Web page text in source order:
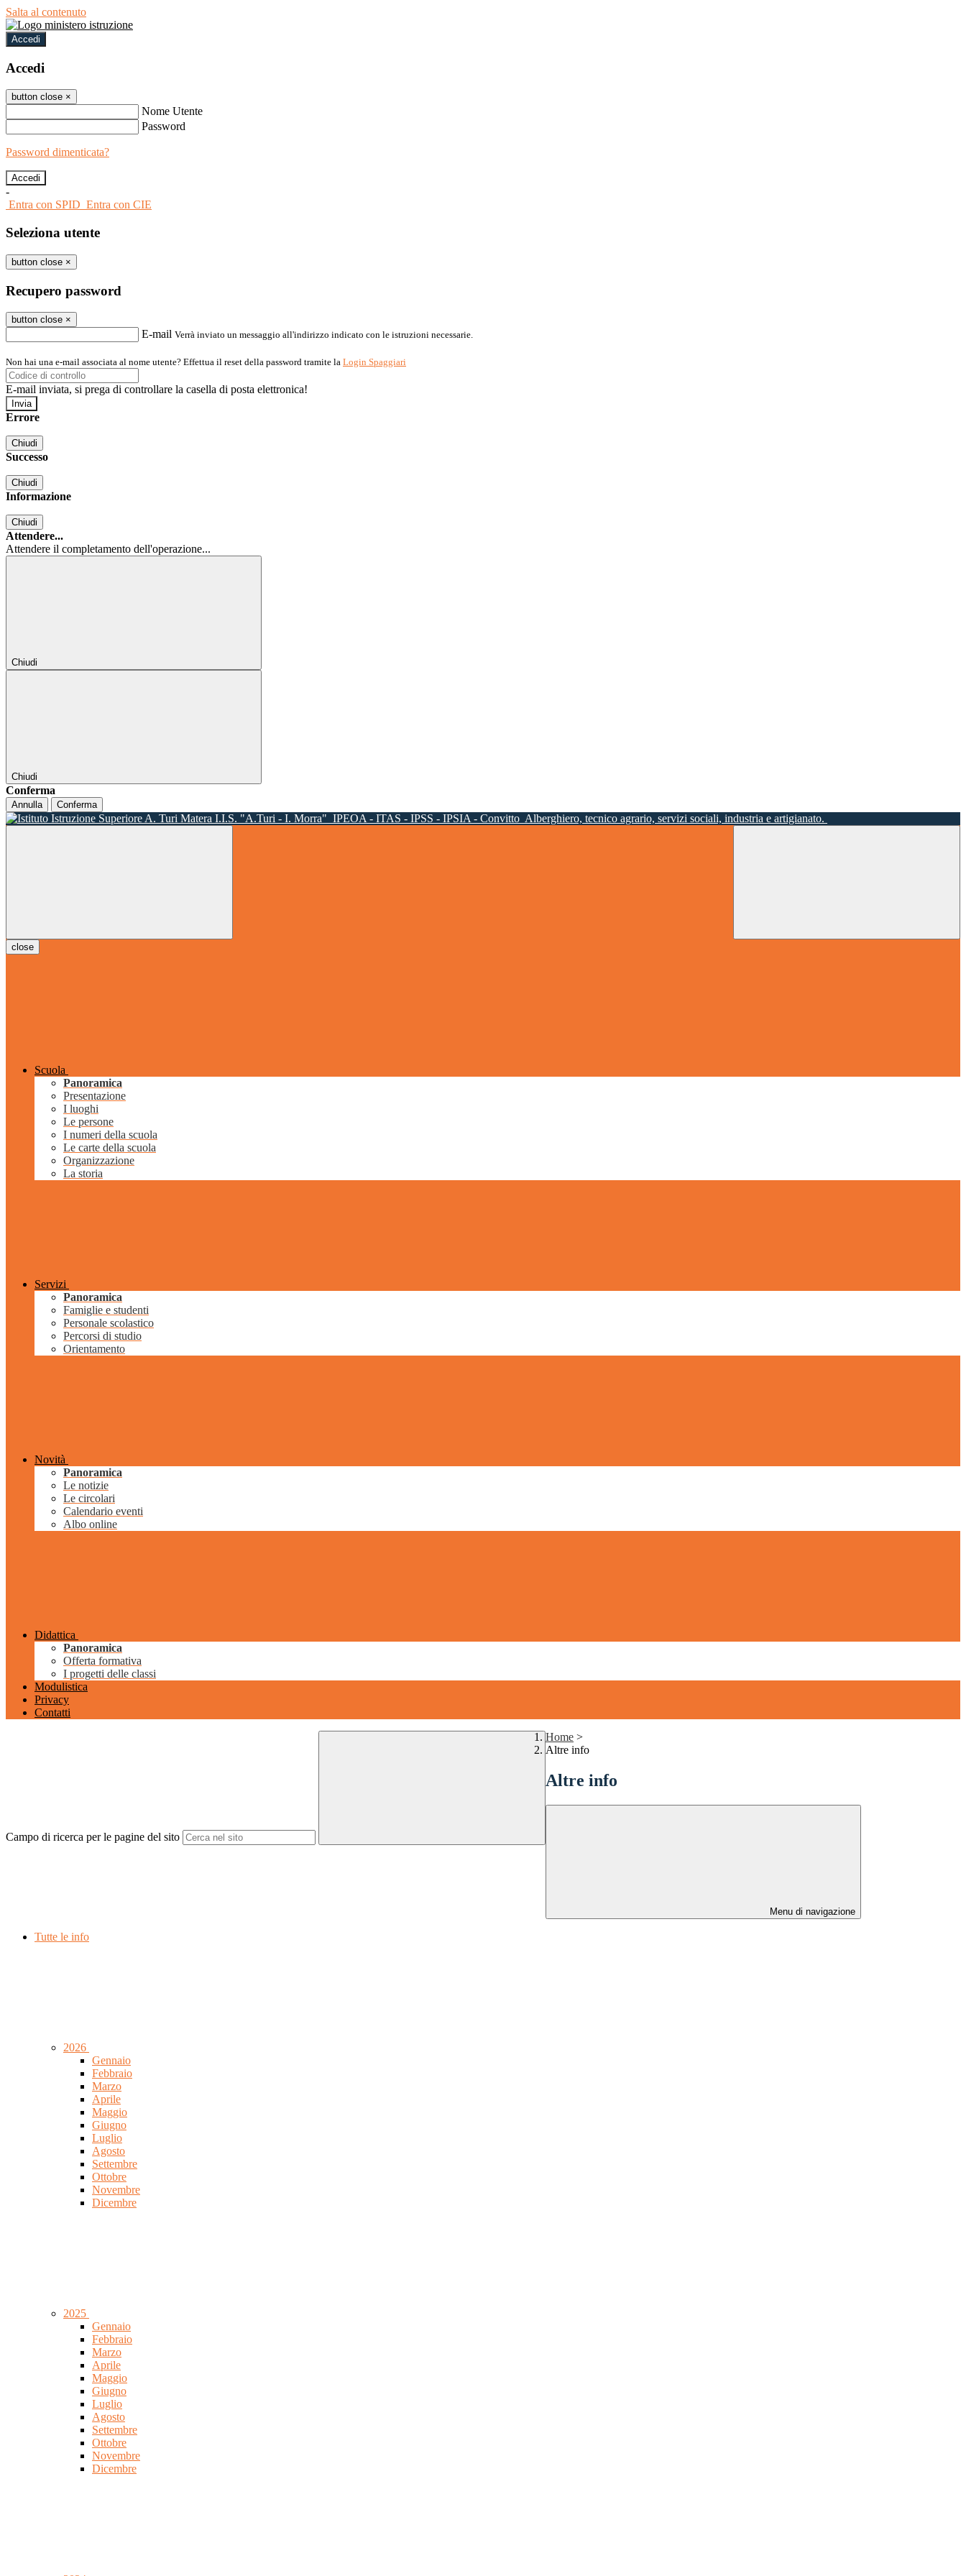
Salta al contenuto
Accedi
Accedi
button close ×
Nome Utente
Password
Password dimenticata?
-
Entra con SPID Entra con CIE
Seleziona utente
button close ×
Recupero password
button close ×
E-mail Verrà inviato un messaggio all'indirizzo indicato con le istruzioni necessarie.
Non hai una e-mail associata al nome utente? Effettua il reset della password tramite la Login Spaggiari
E-mail inviata, si prega di controllare la casella di posta elettronica!
Errore
Chiudi
Successo
Chiudi
Informazione
Chiudi
Attendere...
Attendere il completamento dell'operazione...
Chiudi
Chiudi
Conferma
Annulla Conferma
I.I.S. "A.Turi - I. Morra" IPEOA - ITAS - IPSS - IPSIA - Convitto Alberghiero, tecnico agrario, servizi sociali, industria e artigianato.
close
Scuola
Panoramica
Presentazione
I luoghi
Le persone
I numeri della scuola
Le carte della scuola
Organizzazione
La storia
Servizi
Panoramica
Famiglie e studenti
Personale scolastico
Percorsi di studio
Orientamento
Novità
Panoramica
Le notizie
Le circolari
Calendario eventi
Albo online
Didattica
Panoramica
Offerta formativa
I progetti delle classi
Modulistica
Privacy
Contatti
Campo di ricerca per le pagine del sito
Home >
Altre info
Altre info
Menu di navigazione
Tutte le info
2026
Gennaio
Febbraio
Marzo
Aprile
Maggio
Giugno
Luglio
Agosto
Settembre
Ottobre
Novembre
Dicembre
2025
Gennaio
Febbraio
Marzo
Aprile
Maggio
Giugno
Luglio
Agosto
Settembre
Ottobre
Novembre
Dicembre